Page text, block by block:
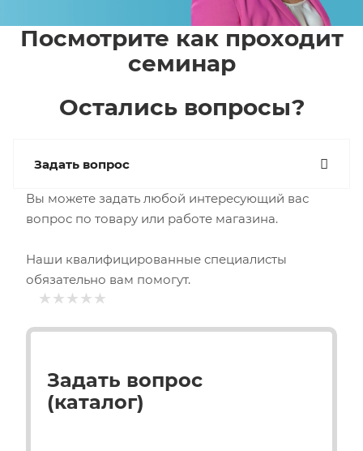
Посмотрите как проходит
семинар
Остались вопросы?
Задать вопрос
Вы можете задать любой интересующий вас
вопрос по товару или работе магазина.
Наши квалифицированные специалисты
обязательно вам помогут.
Задать вопрос
(каталог)